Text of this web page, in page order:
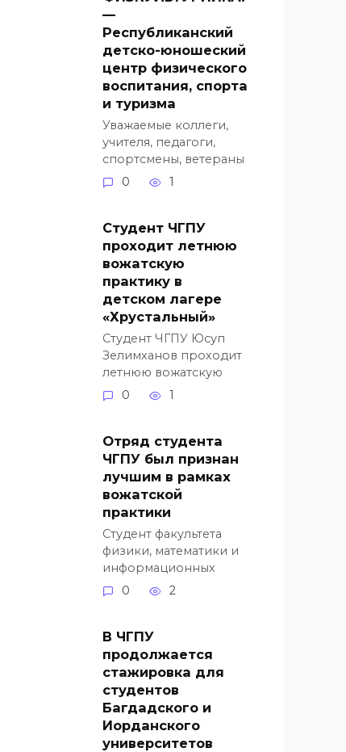
—
Республиканский
детско-юношеский
центр физического
воспитания, спорта
и туризма
Уважаемые коллеги,
учителя, педагоги,
спортсмены, ветераны
0
1
Студент ЧГПУ
проходит летнюю
вожатскую
практику в
детском лагере
«Хрустальный»
Студент ЧГПУ Юсуп
Зелимханов проходит
летнюю вожатскую
0
1
Отряд студента
ЧГПУ был признан
лучшим в рамках
вожатской
практики
Студент факультета
физики, математики и
информационных
0
2
В ЧГПУ
продолжается
стажировка для
студентов
Багдадского и
Иорданского
университетов